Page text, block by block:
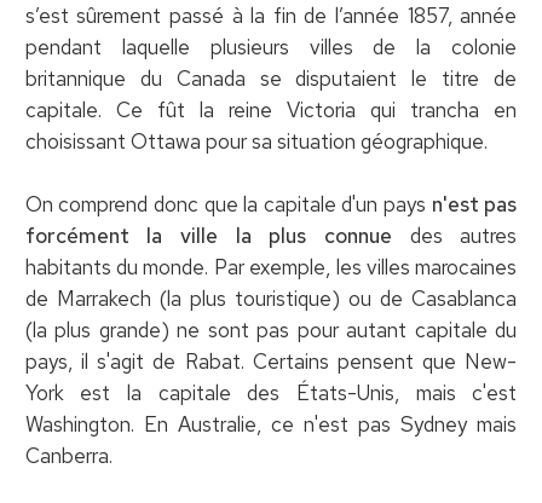
s’est sûrement passé à la fin de l’année 1857, année
pendant laquelle plusieurs villes de la colonie
britannique du Canada se disputaient le titre de
capitale. Ce fût la reine Victoria qui trancha en
choisissant Ottawa pour sa situation géographique.
On comprend donc que la capitale d'un pays n'est pas
forcément la ville la plus connue des autres
habitants du monde. Par exemple, les villes marocaines
de Marrakech (la plus touristique) ou de Casablanca
(la plus grande) ne sont pas pour autant capitale du
pays, il s'agit de Rabat. Certains pensent que New-
York est la capitale des États-Unis, mais c'est
Washington. En Australie, ce n'est pas Sydney mais
‎Canberra.